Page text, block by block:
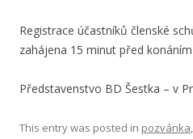
Registrace účastníků členské
zahájena 15 minut před
Představenstvo BD Šestka – v
This entry was posted in pozvánka,